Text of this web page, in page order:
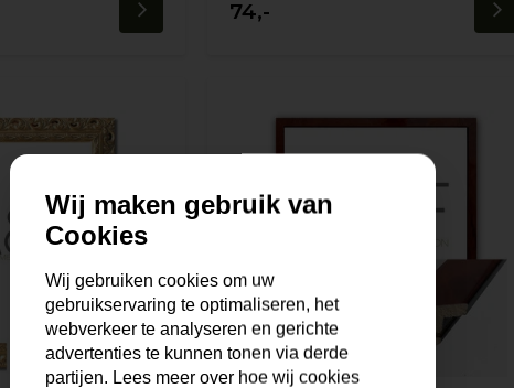
74,-
Wij maken gebruik van
Cookies
Wij gebruiken cookies om uw
gebruikservaring te optimaliseren, het
webverkeer te analyseren en gerichte
advertenties te kunnen tonen via derde
partijen. Lees meer over hoe wij cookies